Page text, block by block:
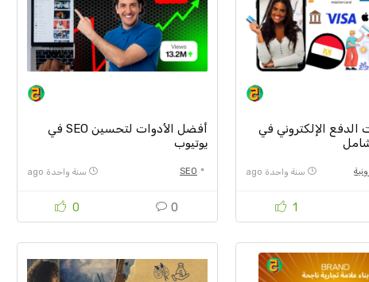
الدفع الإلكتروني في
سنة واحدة ago
1
أفضل الأدوات لتحسين SEO في
يوتيوب
SEO سنة واحدة ago
0 0